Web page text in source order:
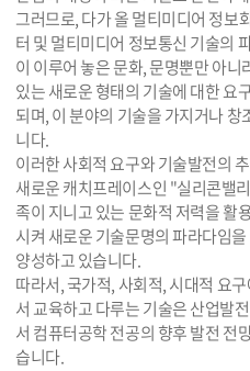
그러므로, 다가 올 멀티미디어 정보
터 및 멀티미디어 정보통신 기술의
이 이루어 놓은 문화, 문명뿐만 아
있는 새로운 형태의 기술에 대한 요
되며, 이 분야의 기술을 가지거나
니다.
이러한 사회적 요구와 기술발전의
새로운 캐치프레이스인 "실리콘밸
족이 지니고 있는 문화적 저력을 활
시켜 새로운 기술문명의 파라다임
양성하고 있습니다.
따라서, 국가적, 사회적, 시대적 요
서 교육하고 다루는 기술은 산업발
서 컴퓨터공학 전공의 향후 발전 전
습니다.